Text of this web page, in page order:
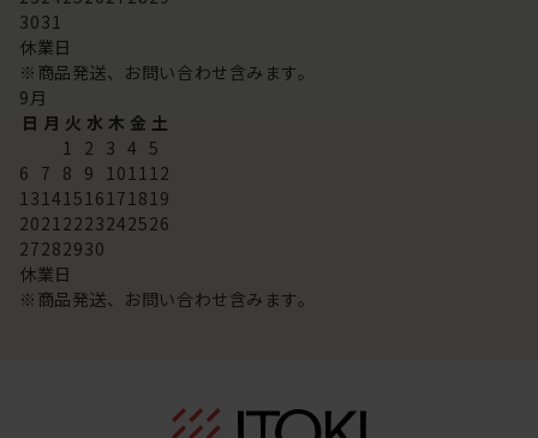
3031
休業日
※商品発送、お問い合わせ含みます。
9月
日 月 火 水 木 金 土
1 2 3 4 5
6 7 8 9 101112
13141516171819
20212223242526
27282930
休業日
※商品発送、お問い合わせ含みます。